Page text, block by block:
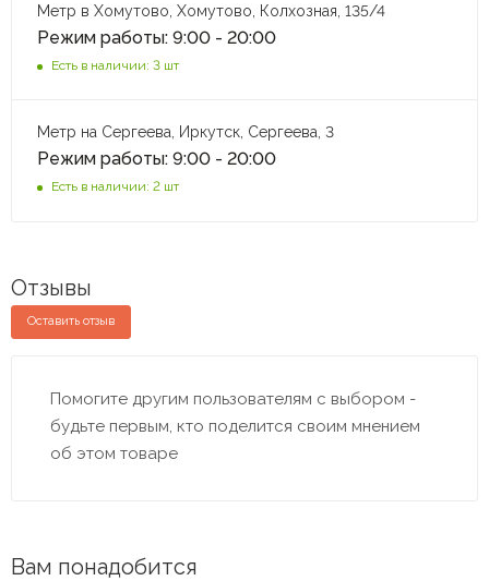
Метр в Хомутово, Хомутово, Колхозная, 135/4
Режим работы: 9:00 - 20:00
Есть в наличии: 3 шт
Метр на Сергеева, Иркутск, Сергеева, 3
Режим работы: 9:00 - 20:00
Есть в наличии: 2 шт
Отзывы
Оставить отзыв
Помогите другим пользователям с выбором -
будьте первым, кто поделится своим мнением
об этом товаре
Вам понадобится